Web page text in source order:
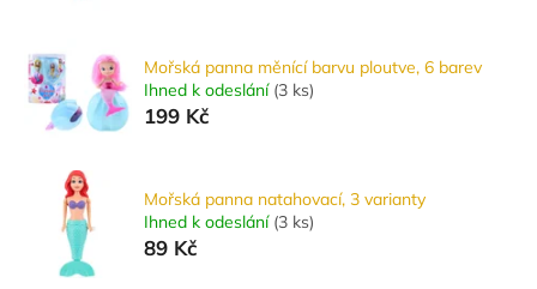
Mořská panna měnící barvu ploutve, 6 barev
Ihned k odeslání (3 ks)
199 Kč
Mořská panna natahovací, 3 varianty
Ihned k odeslání (3 ks)
89 Kč